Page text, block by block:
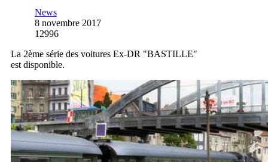
News
8 novembre 2017
12996
La 2ème série des voitures Ex-DR "BASTILLE"
est disponible.